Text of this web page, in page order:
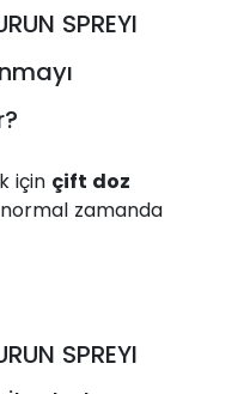
SPREYI
için çift doz
zamanda
SPREYI